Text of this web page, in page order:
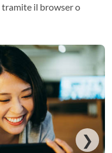
il browser o
❯